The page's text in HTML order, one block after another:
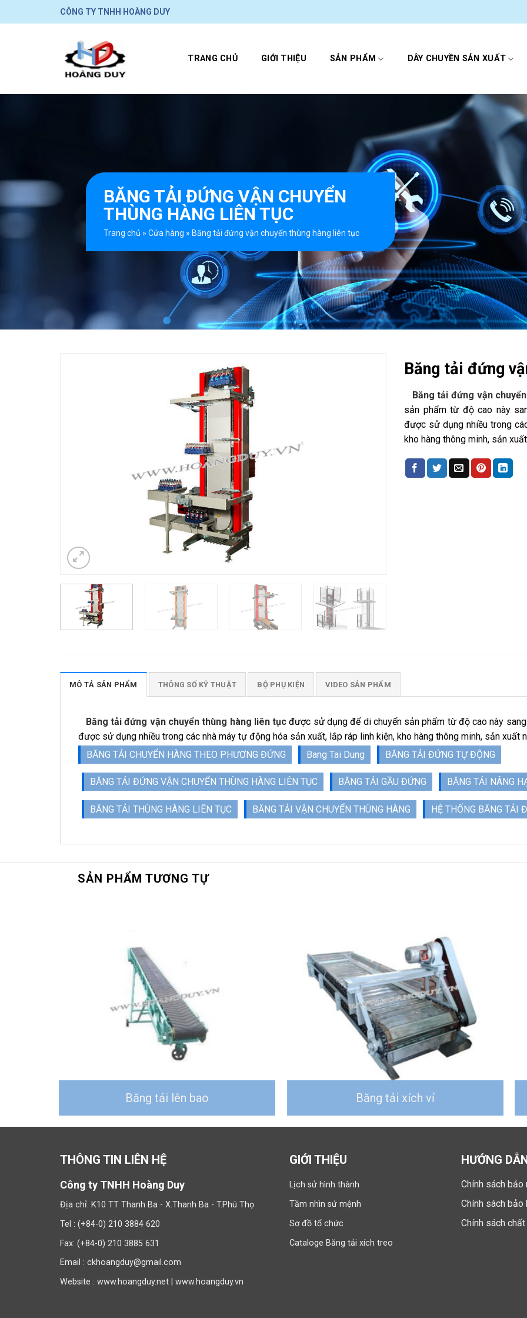
to
CÔNG TY TNHH HOÀNG DUY
TRANG CHỦ GIỚI THIỆU SẢN PHẨM DÂY CHUYỀN SẢN XUẤT
BĂNG TẢI ĐỨNG VẬN CHUYỂN
THÙNG HÀNG LIÊN TỤC
Trang chủ » Cửa hàng » Băng tải đứng vận chuyển thùng hàng liên tục
Băng tải đứng
Băng tải đứng vận
sản phẩm từ độ cao này
được sử dụng nhiều trong
kho hàng thông minh, sản
MÔ TẢ SẢN PHẨM THÔNG SỐ KỸ THUẬT BỘ PHỤ KIỆN VIDEO SẢN PHẨM
Băng tải đứng vận chuyển thùng hàng liên tục được sử dụng để di chuyển sản phẩm từ độ cao này
được sử dụng nhiều trong các nhà máy tự động hóa sản xuất, lắp ráp linh kiện, kho hàng thông minh, sản xuất
BĂNG TẢI CHUYỂN HÀNG THEO PHƯƠNG ĐỨNG
Bang Tai Dung BĂNG TẢI ĐỨNG TỰ ĐỘNG
BĂNG TẢI ĐỨNG VẬN CHUYỂN THÙNG HÀNG LIÊN TỤC BĂNG TẢI GẦU ĐỨNG BĂNG TẢI NÂNG
BĂNG TẢI THÙNG HÀNG LIÊN TỤC BĂNG TẢI VẬN CHUYỂN THÙNG HÀNG HỆ THỐNG BĂNG TẢI
SẢN PHẨM TƯƠNG TỰ
Băng tải lên bao Băng tải xích vỉ
THÔNG TIN LIÊN HỆ
Công ty TNHH Hoàng Duy
Địa chỉ: K10 TT Thanh Ba - X.Thanh Ba - T.Phú Thọ
Tel : (+84-0) 210 3884 620
Fax: (+84-0) 210 3885 631
Email : ckhoangduy@gmail.com
Website : www.hoangduy.net www.hoangduy.vn
GIỚI THIỆU
Lịch sử hình thành
Tầm nhìn sứ mệnh
Sơ đồ tổ chức
Cataloge Băng tải xích treo
HƯỚNG
Chính sáchbảo
Chính sách bảo
Chính sách